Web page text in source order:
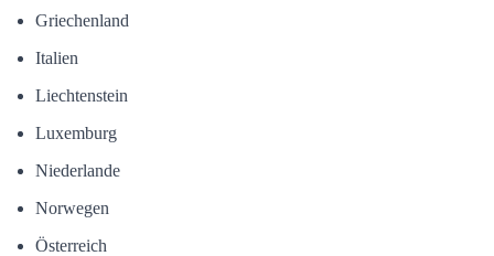
Griechenland
Italien
Liechtenstein
Luxemburg
Niederlande
Norwegen
Österreich